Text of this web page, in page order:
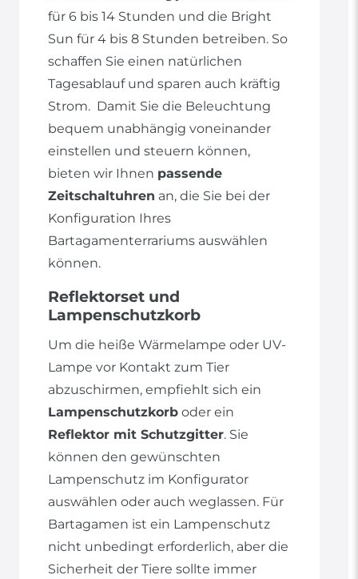
für 6 bis 14 Stunden und die Bright
Sun für 4 bis 8 Stunden betreiben. So
schaffen Sie einen natürlichen
Tagesablauf und sparen auch kräftig
Strom. Damit Sie die Beleuchtung
bequem unabhängig voneinander
einstellen und steuern können,
bieten wir Ihnen passende
Zeitschaltuhren an, die Sie bei der
Konfiguration Ihres
Bartagamenterrariums auswählen
können.
Reflektorset und
Lampenschutzkorb
Um die heiße Wärmelampe oder UV-
Lampe vor Kontakt zum Tier
abzuschirmen, empfiehlt sich ein
Lampenschutzkorb oder ein
Reflektor mit Schutzgitter. Sie
können den gewünschten
Lampenschutz im Konfigurator
auswählen oder auch weglassen. Für
Bartagamen ist ein Lampenschutz
nicht unbedingt erforderlich, aber die
Sicherheit der Tiere sollte immer